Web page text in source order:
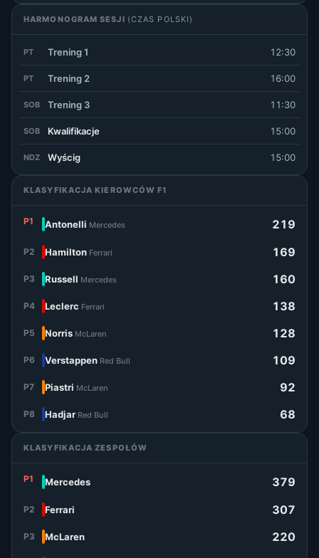
HARMONOGRAM SESJI (CZAS POLSKI)
PT Trening 1 12:30
PT Trening 2 16:00
SOB Trening 3 11:30
SOB Kwalifikacje 15:00
NDZ Wyścig 15:00
KLASYFIKACJA KIEROWCÓW F1
P1 Antonelli Mercedes 219
P2 Hamilton Ferrari 169
P3 Russell Mercedes 160
P4 Leclerc Ferrari 138
P5 Norris McLaren 128
P6 Verstappen Red Bull 109
P7 Piastri McLaren 92
P8 Hadjar Red Bull 68
KLASYFIKACJA ZESPOŁÓW
P1 Mercedes 379
P2 Ferrari 307
P3 McLaren
220